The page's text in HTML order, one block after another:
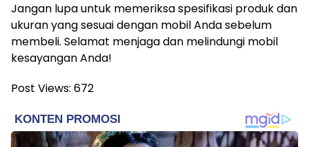
Jangan lupa untuk memeriksa spesifikasi produk dan
ukuran yang sesuai dengan mobil Anda sebelum
membeli. Selamat menjaga dan melindungi mobil
kesayangan Anda!
Post Views: 672